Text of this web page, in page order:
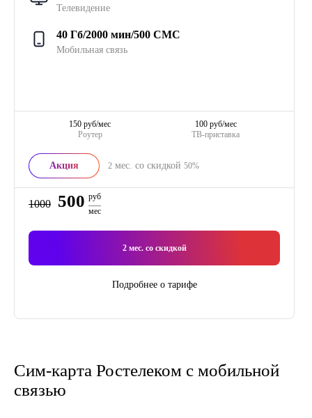
Телевидение
40 Гб/2000 мин/500 СМС
Мобильная связь
Роутер
150 руб/мес
ТВ-приставка
100 руб/мес
Акция 2 мес. со скидкой 50%
1000 500 руб
мес
2мес. со скидкой
Подробнее о тарифе
Сим-карта Ростелеком с мобильной
связью